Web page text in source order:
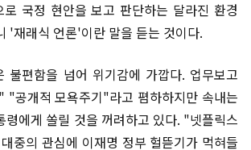
로 국정 현안을 보고 판단하는 달라진 환경
'재래식 언론'이란 말을 듣는 것이다.
불편함을 넘어 위기감에 가깝다. 업무보고
"공개적 모욕주기"라고 폄하하지만 속내는
령에게 쏠릴 것을 꺼려하고 있다. "넷플릭스
중의 관심에 이재명 정부 헐뜯기가 먹혀들